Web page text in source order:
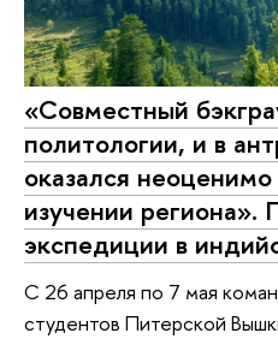
«Совместный
политологии, и в
оказался
изучении региона».
экспедиции в
С 26 апреля по 7 мая
студентов Питерской